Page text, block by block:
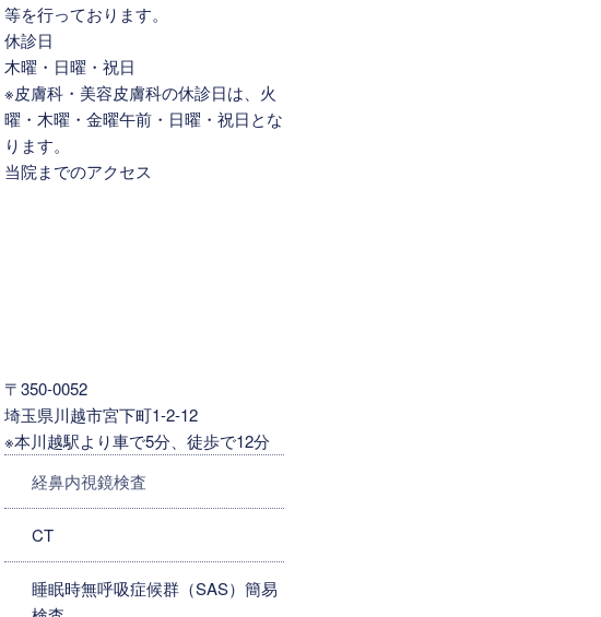
等を行っております。
休診日
木曜・日曜・祝日
※皮膚科・美容皮膚科の休診日は、火
曜・木曜・金曜午前・日曜・祝日とな
ります。
当院までのアクセス
〒350-0052
埼玉県川越市宮下町1-2-12
※本川越駅より車で5分、徒歩で12分
経鼻内視鏡検査
CT
睡眠時無呼吸症候群（SAS）簡易